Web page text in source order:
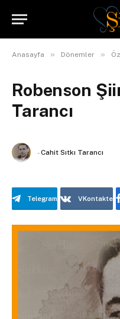
Anasayfa » Dönemler »
Robenson
Tarancı
-Cahit Sıtkı Tarancı
Telegram VKontakte